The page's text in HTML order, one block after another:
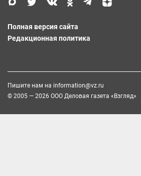
Полная версия сайта
Редакционная политика
Пишите нам на information@vz.ru
© 2005 — 2026 ООО Деловая газета «Взгляд»